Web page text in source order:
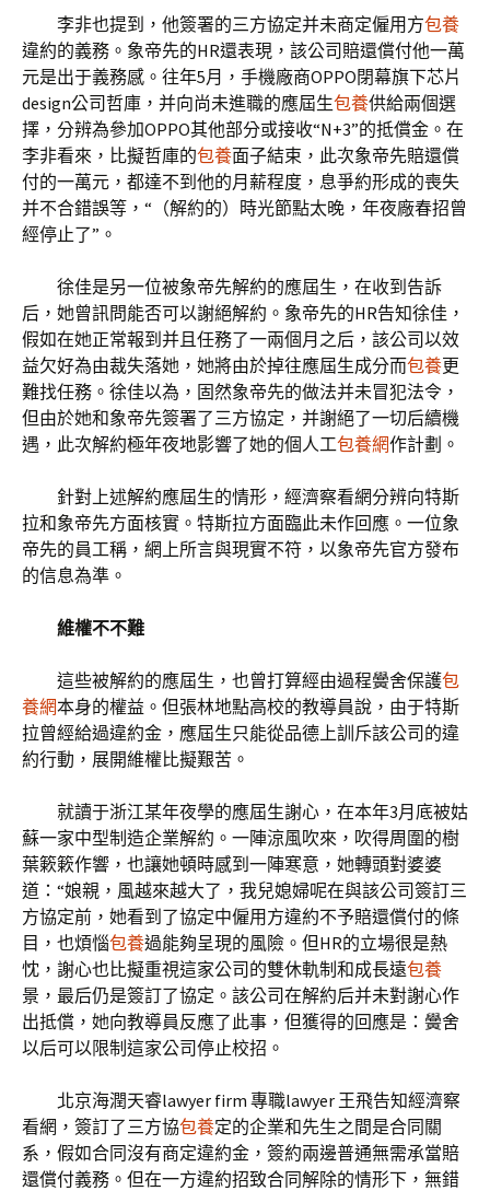
李非也提到，他簽署的三方協定并未商定僱用方包養
違約的義務。象帝先的HR還表現，該公司賠還償付他一萬
元是出于義務感。往年5月，手機廠商OPPO閉幕旗下芯片
design公司哲庫，并向尚未進職的應屆生包養供給兩個選
擇，分辨為參加OPPO其他部分或接收“N+3”的抵償金。在
李非看來，比擬哲庫的包養面子結束，此次象帝先賠還償
付的一萬元，都達不到他的月薪程度，息爭約形成的喪失
并不合錯誤等，“（解約的）時光節點太晚，年夜廠春招曾
經停止了”。
徐佳是另一位被象帝先解約的應屆生，在收到告訴
后，她曾訊問能否可以謝絕解約。象帝先的HR告知徐佳，
假如在她正常報到并且任務了一兩個月之后，該公司以效
益欠好為由裁失落她，她將由於掉往應屆生成分而包養更
難找任務。徐佳以為，固然象帝先的做法并未冒犯法令，
但由於她和象帝先簽署了三方協定，并謝絕了一切后續機
遇，此次解約極年夜地影響了她的個人工包養網作計劃。
針對上述解約應屆生的情形，經濟察看網分辨向特斯
拉和象帝先方面核實。特斯拉方面臨此未作回應。一位象
帝先的員工稱，網上所言與現實不符，以象帝先官方發布
的信息為準。
維權不不難
這些被解約的應屆生，也曾打算經由過程黌舍保護包
養網本身的權益。但張林地點高校的教導員說，由于特斯
拉曾經給過違約金，應屆生只能從品德上訓斥該公司的違
約行動，展開維權比擬艱苦。
就讀于浙江某年夜學的應屆生謝心，在本年3月底被姑
蘇一家中型制造企業解約。一陣涼風吹來，吹得周圍的樹
葉簌簌作響，也讓她頓時感到一陣寒意，她轉頭對婆婆
道：“娘親，風越來越大了，我兒媳婦呢在與該公司簽訂三
方協定前，她看到了協定中僱用方違約不予賠還償付的條
目，也煩惱包養過能夠呈現的風險。但HR的立場很是熱
忱，謝心也比擬重視這家公司的雙休軌制和成長遠包養
景，最后仍是簽訂了協定。該公司在解約后并未對謝心作
出抵償，她向教導員反應了此事，但獲得的回應是：黌舍
以后可以限制這家公司停止校招。
北京海潤天睿lawyer firm 專職lawyer 王飛告知經濟察
看網，簽訂了三方協包養定的企業和先生之間是合同關
系，假如合同沒有商定違約金，簽約兩邊普通無需承當賠
還償付義務。但在一方違約招致合同解除的情形下，無錯